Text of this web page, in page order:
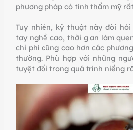
phương pháp có tính thẩm mỹ
Tuy nhiên, kỹ thuật này đòi
tay nghề cao, thời gian làm
chi phí cũng cao hơn các
thường. Phù hợp với những
tuyệt đối trong quá trình niềng